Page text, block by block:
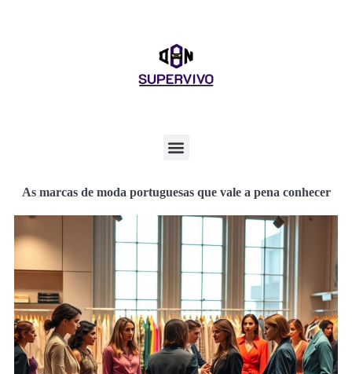
As marcas de moda portuguesas que vale a pena conhecer